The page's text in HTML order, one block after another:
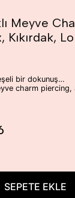
Meyve
bir dokunuş…
charm piercing,